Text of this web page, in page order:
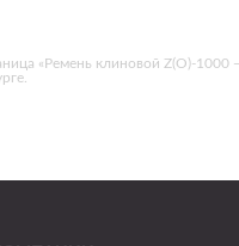
«Ремень клиновой Z(O)-